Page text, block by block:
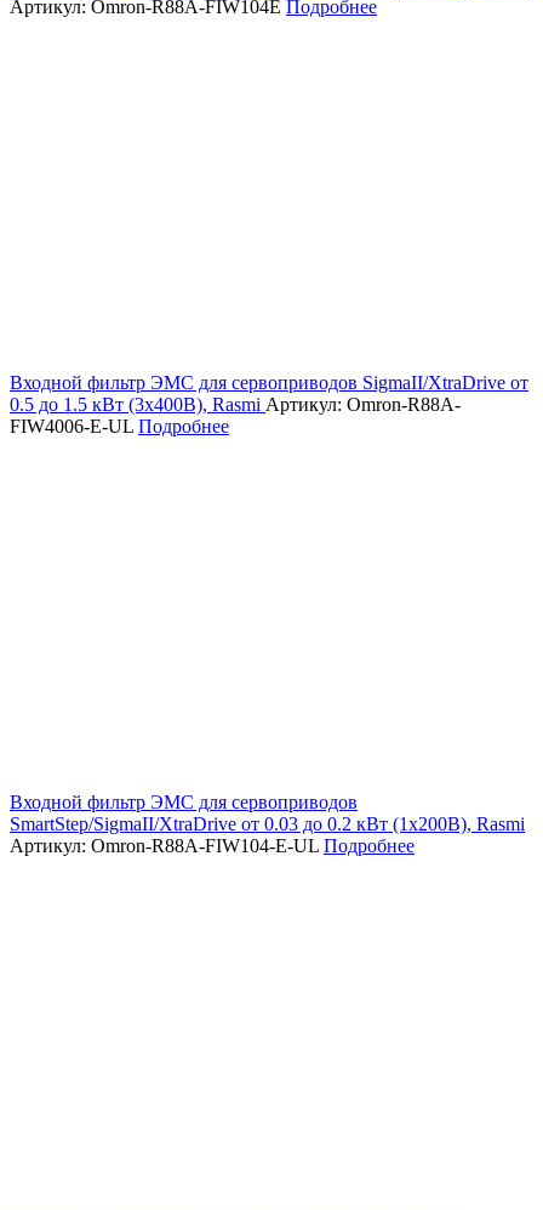
Артикул: Omron-R88A-FIW104E Подробнее
Входной фильтр ЭМС для сервоприводов SigmaII/XtraDrive от
0.5 до 1.5 кВт (3х400В), Rasmi Артикул: Omron-R88A-
FIW4006-E-UL Подробнее
Входной фильтр ЭМС для сервоприводов
SmartStep/SigmaII/XtraDrive от 0.03 до 0.2 кВт (1х200В), Rasmi
Артикул: Omron-R88A-FIW104-E-UL Подробнее